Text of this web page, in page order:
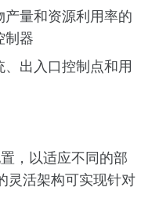
产量和资源利用率的
制器
出入口控制点和用
，以适应不同的部
灵活架构可实现针对